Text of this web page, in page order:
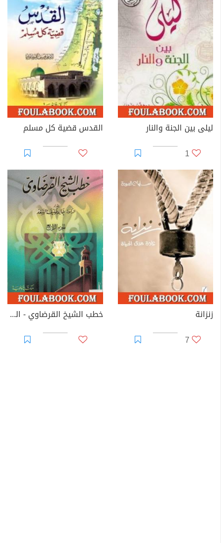
ليلى بين الجنة والنار
1
القدس قضية كل مسلم
زنزانة
7
خطب الشيخ القرضاوي - الجزء الرابع